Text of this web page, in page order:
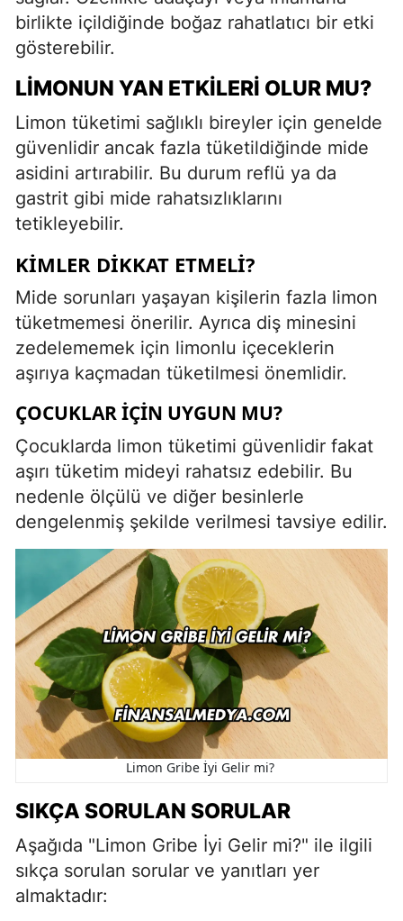
birlikte içildiğinde boğaz rahatlatıcı bir etki
gösterebilir.
LIMONUN YAN ETKILERI OLUR MU?
Limon tüketimi sağlıklı bireyler için genelde
güvenlidir ancak fazla tüketildiğinde mide
asidini artırabilir. Bu durum reflü ya da
gastrit gibi mide rahatsızlıklarını
tetikleyebilir.
KIMLER DIKKAT ETMELI?
Mide sorunları yaşayan kişilerin fazla limon
tüketmemesi önerilir. Ayrıca diş minesini
zedelememek için limonlu içeceklerin
aşırıya kaçmadan tüketilmesi önemlidir.
ÇOCUKLAR İÇIN UYGUN MU?
Çocuklarda limon tüketimi güvenlidir fakat
aşırı tüketim mideyi rahatsız edebilir. Bu
nedenle ölçülü ve diğer besinlerle
dengelenmiş şekilde verilmesi tavsiye edilir.
Limon Gribe İyi Gelir mi?
SIKÇA SORULAN SORULAR
Aşağıda "Limon Gribe İyi Gelir mi?" ile ilgili
sıkça sorulan sorular ve yanıtları yer
almaktadır: